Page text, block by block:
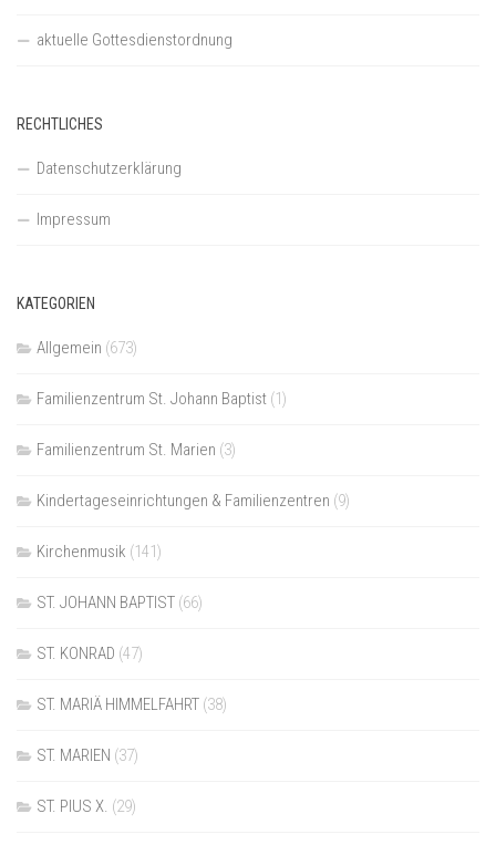
aktuelle Gottesdienstordnung
RECHTLICHES
Datenschutzerklärung
Impressum
KATEGORIEN
Allgemein (673)
Familienzentrum St. Johann Baptist (1)
Familienzentrum St. Marien (3)
Kindertageseinrichtungen & Familienzentren (9)
Kirchenmusik (141)
ST. JOHANN BAPTIST (66)
ST. KONRAD (47)
ST. MARIÄ HIMMELFAHRT (38)
ST. MARIEN (37)
ST. PIUS X. (29)